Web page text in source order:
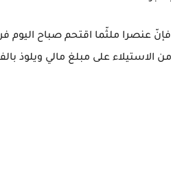
عنصرا ملثّما اقتحم صباح اليوم
الاستيلاء على مبلغ مالي ويلوذ